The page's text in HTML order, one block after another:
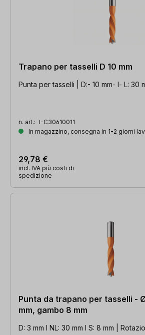
Trapano per tasselli D 10 mm
Punta per tasselli | D:- 10 mm- l- L: 30
n. art.: I-C30610011
In magazzino, consegna in 1-2 giorni
29,78 €
incl. IVA più costi di
spedizione
Punta da trapano per tasselli -
mm, gambo 8 mm
D: 3 mm l NL: 30 mm l S: 8 mm |